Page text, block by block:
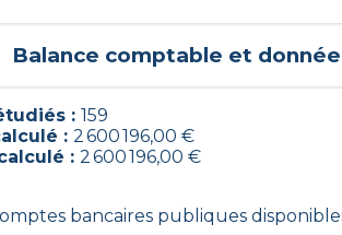
Balance comptable et
: 159
: 2 600 196,00 €
: 2 600 196,00 €
bancaires publiques